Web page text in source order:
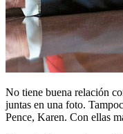
No tiene buena relación
juntas en una foto.
Pence, Karen. Con ellas